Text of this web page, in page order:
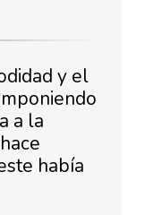
y el
a la
había